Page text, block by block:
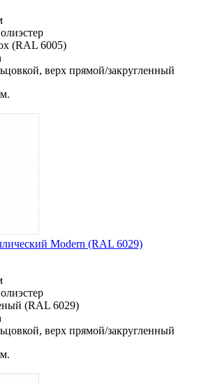
(RAL 6005)
верх прямой/закругленный
Мodern (RAL 6029)
(RAL 6029)
верх прямой/закругленный